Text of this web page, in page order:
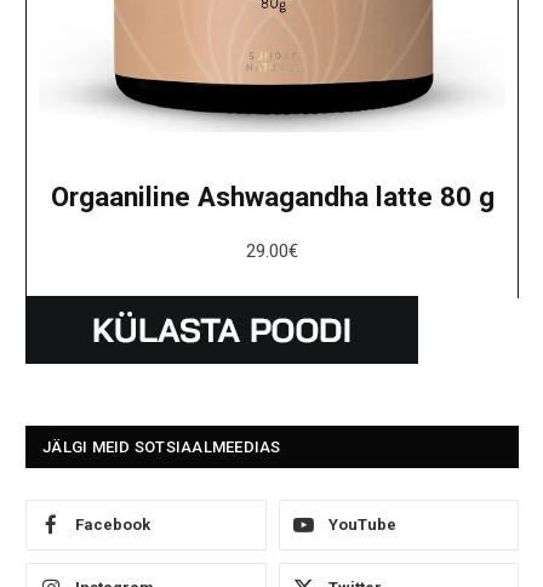
Orgaaniline Ashwagandha latte 80 g
29.00€
JÄLGI MEID SOTSIAALMEEDIAS
Facebook YouTube